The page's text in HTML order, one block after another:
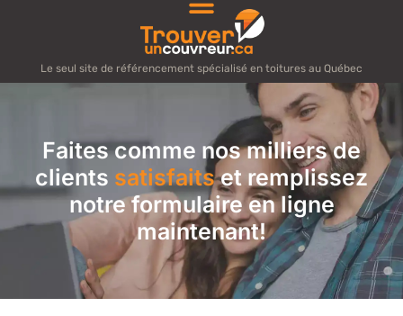
Le seul site de référencement spécialisé en toitures au Québec
Faites comme nos milliers de
clients satisfaitset remplissez
notre formulaire en ligne
maintenant!